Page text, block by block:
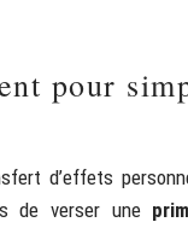
pour
d’effets
de verser une